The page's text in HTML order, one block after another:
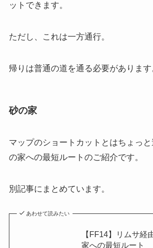
ットできます。
ただし、これは一方通行。
帰りは普通の道を通る必要があります
砂の家
マップのショートカットとはちょっ
の家への最短ルートのご紹介です。
別記事にまとめています。
あわせて読みたい
【FF14】リムサ経
家への最短ルート